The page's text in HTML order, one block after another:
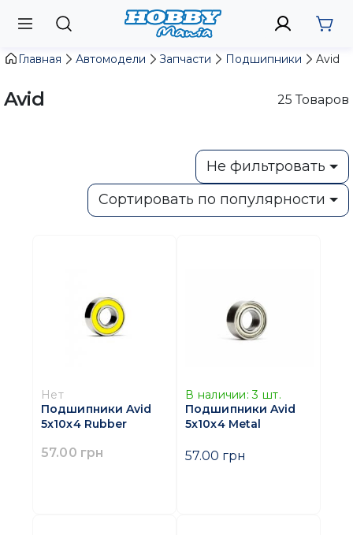
Главная Автомодели Запчасти Подшипники Avid
Avid 25 Товаров
Не фильтровать
Сортировать по популярности
Нет
Подшипники Avid
5x10x4 Rubber
57.00 грн
В наличии: 3 шт.
Подшипники Avid
5x10x4 Metal
57.00 грн